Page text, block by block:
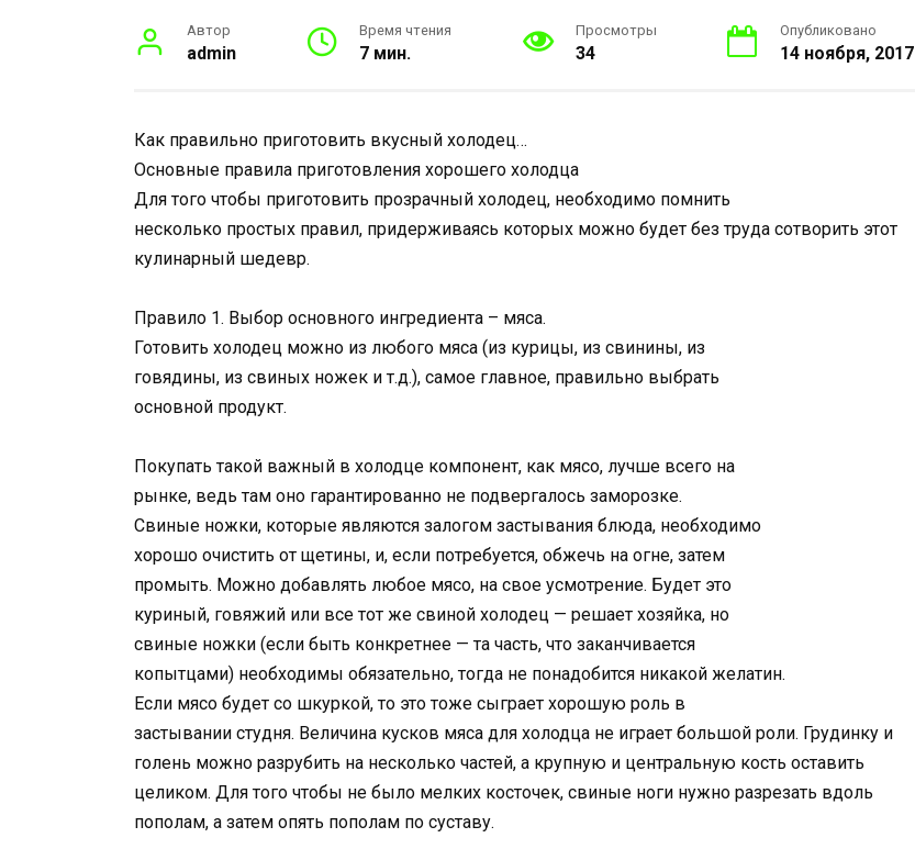
Автор
admin
Время чтения
7 мин.
Просмотры
34
Опубликовано
14 ноября, 2017
Как правильно приготовить вкусный холодец…
Основные правила приготовления хорошего холодца
Для того чтобы приготовить прозрачный холодец, необходимо помнить
несколько простых правил, придерживаясь которых можно будет без труда сотворить этот
кулинарный шедевр.
Правило 1. Выбор основного ингредиента – мяса.
Готовить холодец можно из любого мяса (из курицы, из свинины, из
говядины, из свиных ножек и т.д.), самое главное, правильно выбрать
основной продукт.
Покупать такой важный в холодце компонент, как мясо, лучше всего на
рынке, ведь там оно гарантированно не подвергалось заморозке.
Свиные ножки, которые являются залогом застывания блюда, необходимо
хорошо очистить от щетины, и, если потребуется, обжечь на огне, затем
промыть. Можно добавлять любое мясо, на свое усмотрение. Будет это
куриный, говяжий или все тот же свиной холодец — решает хозяйка, но
свиные ножки (если быть конкретнее — та часть, что заканчивается
копытцами) необходимы обязательно, тогда не понадобится никакой желатин.
Если мясо будет со шкуркой, то это тоже сыграет хорошую роль в
застывании студня. Величина кусков мяса для холодца не играет большой роли. Грудинку и
голень можно разрубить на несколько частей, а крупную и центральную кость оставить
целиком. Для того чтобы не было мелких косточек, свиные ноги нужно разрезать вдоль
пополам, а затем опять пополам по суставу.